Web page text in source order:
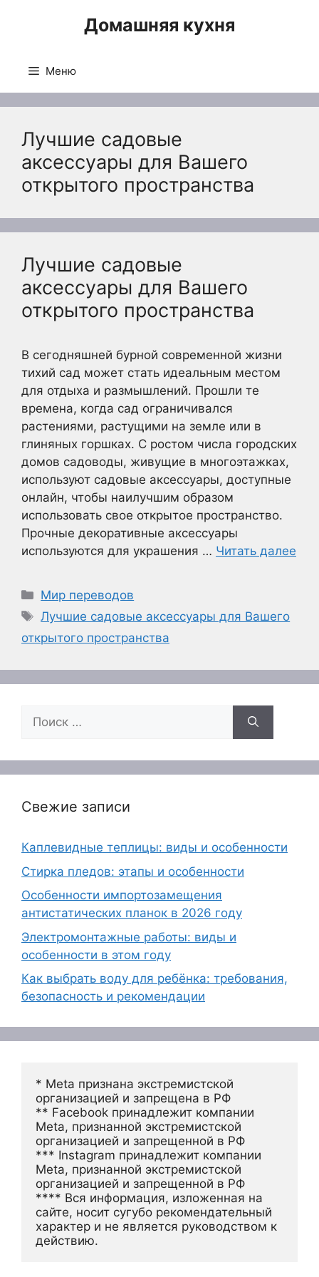
Домашняя кухня
Меню
Лучшие садовые
аксессуары для Вашего
открытого пространства
Лучшие садовые
аксессуары для Вашего
открытого пространства
В сегодняшней бурной современной жизни
тихий сад может стать идеальным местом
для отдыха и размышлений. Прошли те
времена, когда сад ограничивался
растениями, растущими на земле или в
глиняных горшках. С ростом числа городских
домов садоводы, живущие в многоэтажках,
используют садовые аксессуары, доступные
онлайн, чтобы наилучшим образом
использовать свое открытое пространство.
Прочные декоративные аксессуары
используются для украшения … Читать далее
Рубрики
Мир переводов
Метки
Лучшие садовые аксессуары для Вашего
открытого пространства
Поиск:
Свежие записи
Каплевидные теплицы: виды и особенности
Стирка пледов: этапы и особенности
Особенности импортозамещения
антистатических планок в 2026 году
Электромонтажные работы: виды и
особенности в этом году
Как выбрать воду для ребёнка: требования,
безопасность и рекомендации
* Meta признана экстремистской
организацией и запрещена в РФ
** Facebook принадлежит компании
Meta, признанной экстремистской
организацией и запрещенной в РФ
*** Instagram принадлежит компании
Meta, признанной экстремистской
организацией и запрещенной в РФ
**** Вся информация, изложенная на
сайте, носит сугубо рекомендательный
характер и не является руководством к
действию.